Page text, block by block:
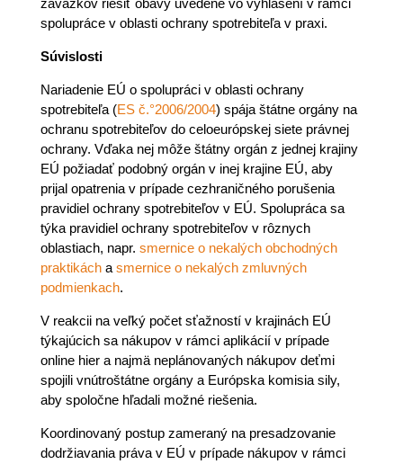
záväzkov riešiť obavy uvedené vo vyhlásení v rámci
spolupráce v oblasti ochrany spotrebiteľa v praxi.
Súvislosti
Nariadenie EÚ o spolupráci v oblasti ochrany
spotrebiteľa (ES č.°2006/2004) spája štátne orgány na
ochranu spotrebiteľov do celoeurópskej siete právnej
ochrany. Vďaka nej môže štátny orgán z jednej krajiny
EÚ požiadať podobný orgán v inej krajine EÚ, aby
prijal opatrenia v prípade cezhraničného porušenia
pravidiel ochrany spotrebiteľov v EÚ. Spolupráca sa
týka pravidiel ochrany spotrebiteľov v rôznych
oblastiach, napr. smernice o nekalých obchodných
praktikácha smernice o nekalých zmluvných
podmienkach.
V reakcii na veľký počet sťažností v krajinách EÚ
týkajúcich sa nákupov v rámci aplikácií v prípade
online hier a najmä neplánovaných nákupov deťmi
spojili vnútroštátne orgány a Európska komisia sily,
aby spoločne hľadali možné riešenia.
Koordinovaný postup zameraný na presadzovanie
dodržiavania práva v EÚ v prípade nákupov v rámci